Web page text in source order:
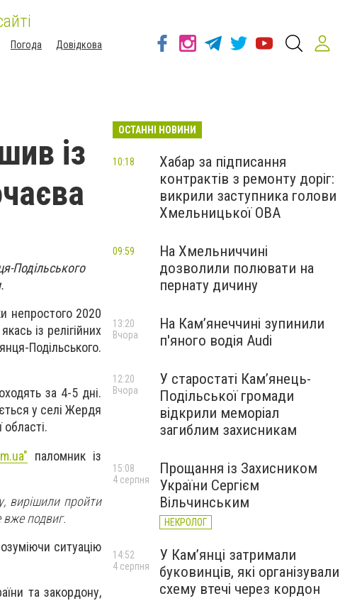
Погода
Довідкова
із
Подільського
непростого 2020
із релігійних
Подільського.
за 4-5 дні.
у селі Жердя
паломник із
вирішили пройти
подвиг.
ситуацію
та закордону,
ОСТАННІ НОВИНИ
Хабар за підписання
контрактів з ремонту доріг:
викрили заступника голови
Хмельницької ОВА
10:18
На Хмельниччині
дозволили полювати на
пернату дичину
09:59
На Камʼянеччині зупинили
п'яного водія Audi
13:20
Вчора
У старостаті Кам’янець-
Подільської громади
відкрили меморіал
загиблим захисникам
12:20
Вчора
Прощання із Захисником
України Сергієм
Вільчинським
НЕКРОЛОГ
15:08
4 серпня
У Кам’янці затримали
буковинців, які організували
схему втечі через кордон
14:52
4 серпня